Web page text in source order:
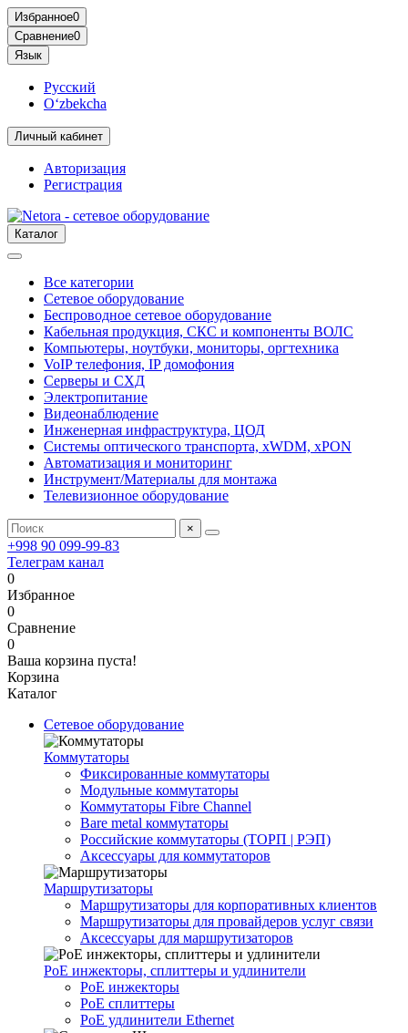
Избранное0
Сравнение0
Язык
Русский
O‘zbekcha
Личный кабинет
Авторизация
Регистрация
Каталог
Все категории
Сетевое оборудование
Беспроводное сетевое оборудование
Кабельная продукция, СКС и компоненты ВОЛС
Компьютеры, ноутбуки, мониторы, оргтехника
VoIP телефония, IP домофония
Серверы и СХД
Электропитание
Видеонаблюдение
Инженерная инфраструктура, ЦОД
Системы оптического транспорта, xWDM, xPON
Автоматизация и мониторинг
Инструмент/Материалы для монтажа
Телевизионное оборудование
×
+998 90 099-99-83
Телеграм канал
0
Избранное
0
Сравнение
0
Ваша корзина пуста!
Корзина
Каталог
Сетевое оборудование
Коммутаторы
Фиксированные коммутаторы
Модульные коммутаторы
Коммутаторы Fibre Channel
Bare metal коммутаторы
Российские коммутаторы (ТОРП | РЭП)
Аксессуары для коммутаторов
Маршрутизаторы
Маршрутизаторы для корпоративных клиентов
Маршрутизаторы для провайдеров услуг связи
Аксессуары для маршрутизаторов
PoE инжекторы, сплиттеры и удлинители
PoE инжекторы
PoE сплиттеры
PoE удлинители Ethernet